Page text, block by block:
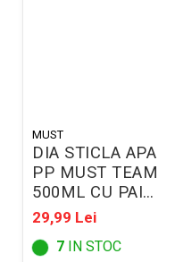
MUST
DIA STICLA APA
PP MUST TEAM
500ML CU PAI
7*17.5CM
DIVERSE MODELE
586441
29,99 Lei
7 IN STOC